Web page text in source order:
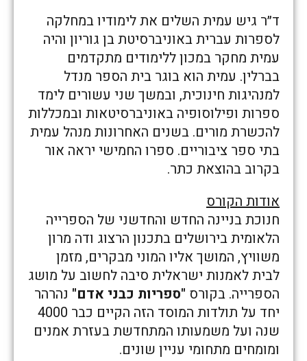
ד״ר גיש עמית השלים את לימודיו במחלקה
לספרות עברית באוניברסיטת בן גוריון והיה
עמית מחקר במכון ללימודים מתקדמים
בברלין. עמית הוא בוגר בית הספר מנדל
למנהיגות חינוכית, ובמשך שני עשורים לימד
ספרות ופילוסופיה באוניברסיטאות ובמכללות
להכשרת מורים. בשנים האחרונות מנהל עמית
בתי ספר ציבוריים. ספרו החמישי יראה אור
בקרוב בהוצאת כתר.
אודות הקורס
חנוכת בניינה החדש והחדשני של הספרייה
הלאומית בירושלים בתכנון הרצוג ודה מרון
משוויץ, המושך אליו המוני מבקרים, מזמן
לבית לאמנות ישראלית סיבה לחשוב על מושג
הספרייה. בקורס "ספריות כבני אדם" נהרהר
יחד על תולדות המוסד הזה הקיים כבר 4000
שנה ועל משמעותו המתחדשת בעזרת אמנים
ומומחים מתחומי עניין שונים.